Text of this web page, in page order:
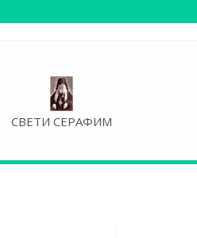
СВЕТИ СЕРАФИМ